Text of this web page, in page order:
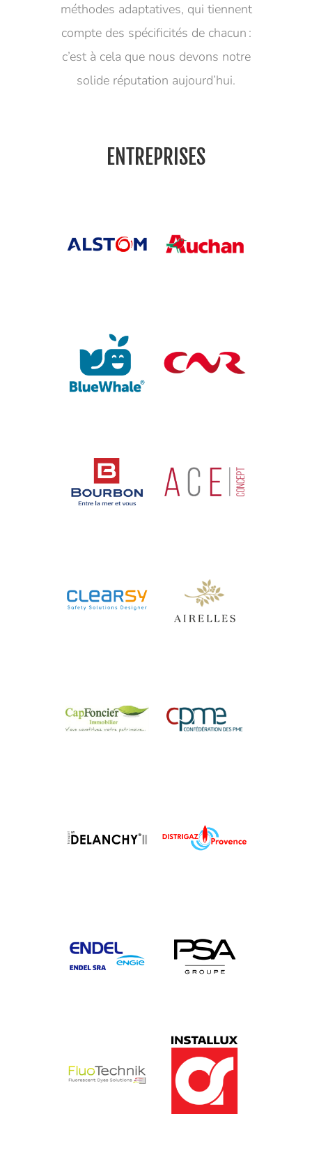
méthodes adaptatives, qui tiennent
compte des spécificités de chacun :
c’est à cela que nous devons notre
solide réputation aujourd’hui.
ENTREPRISES